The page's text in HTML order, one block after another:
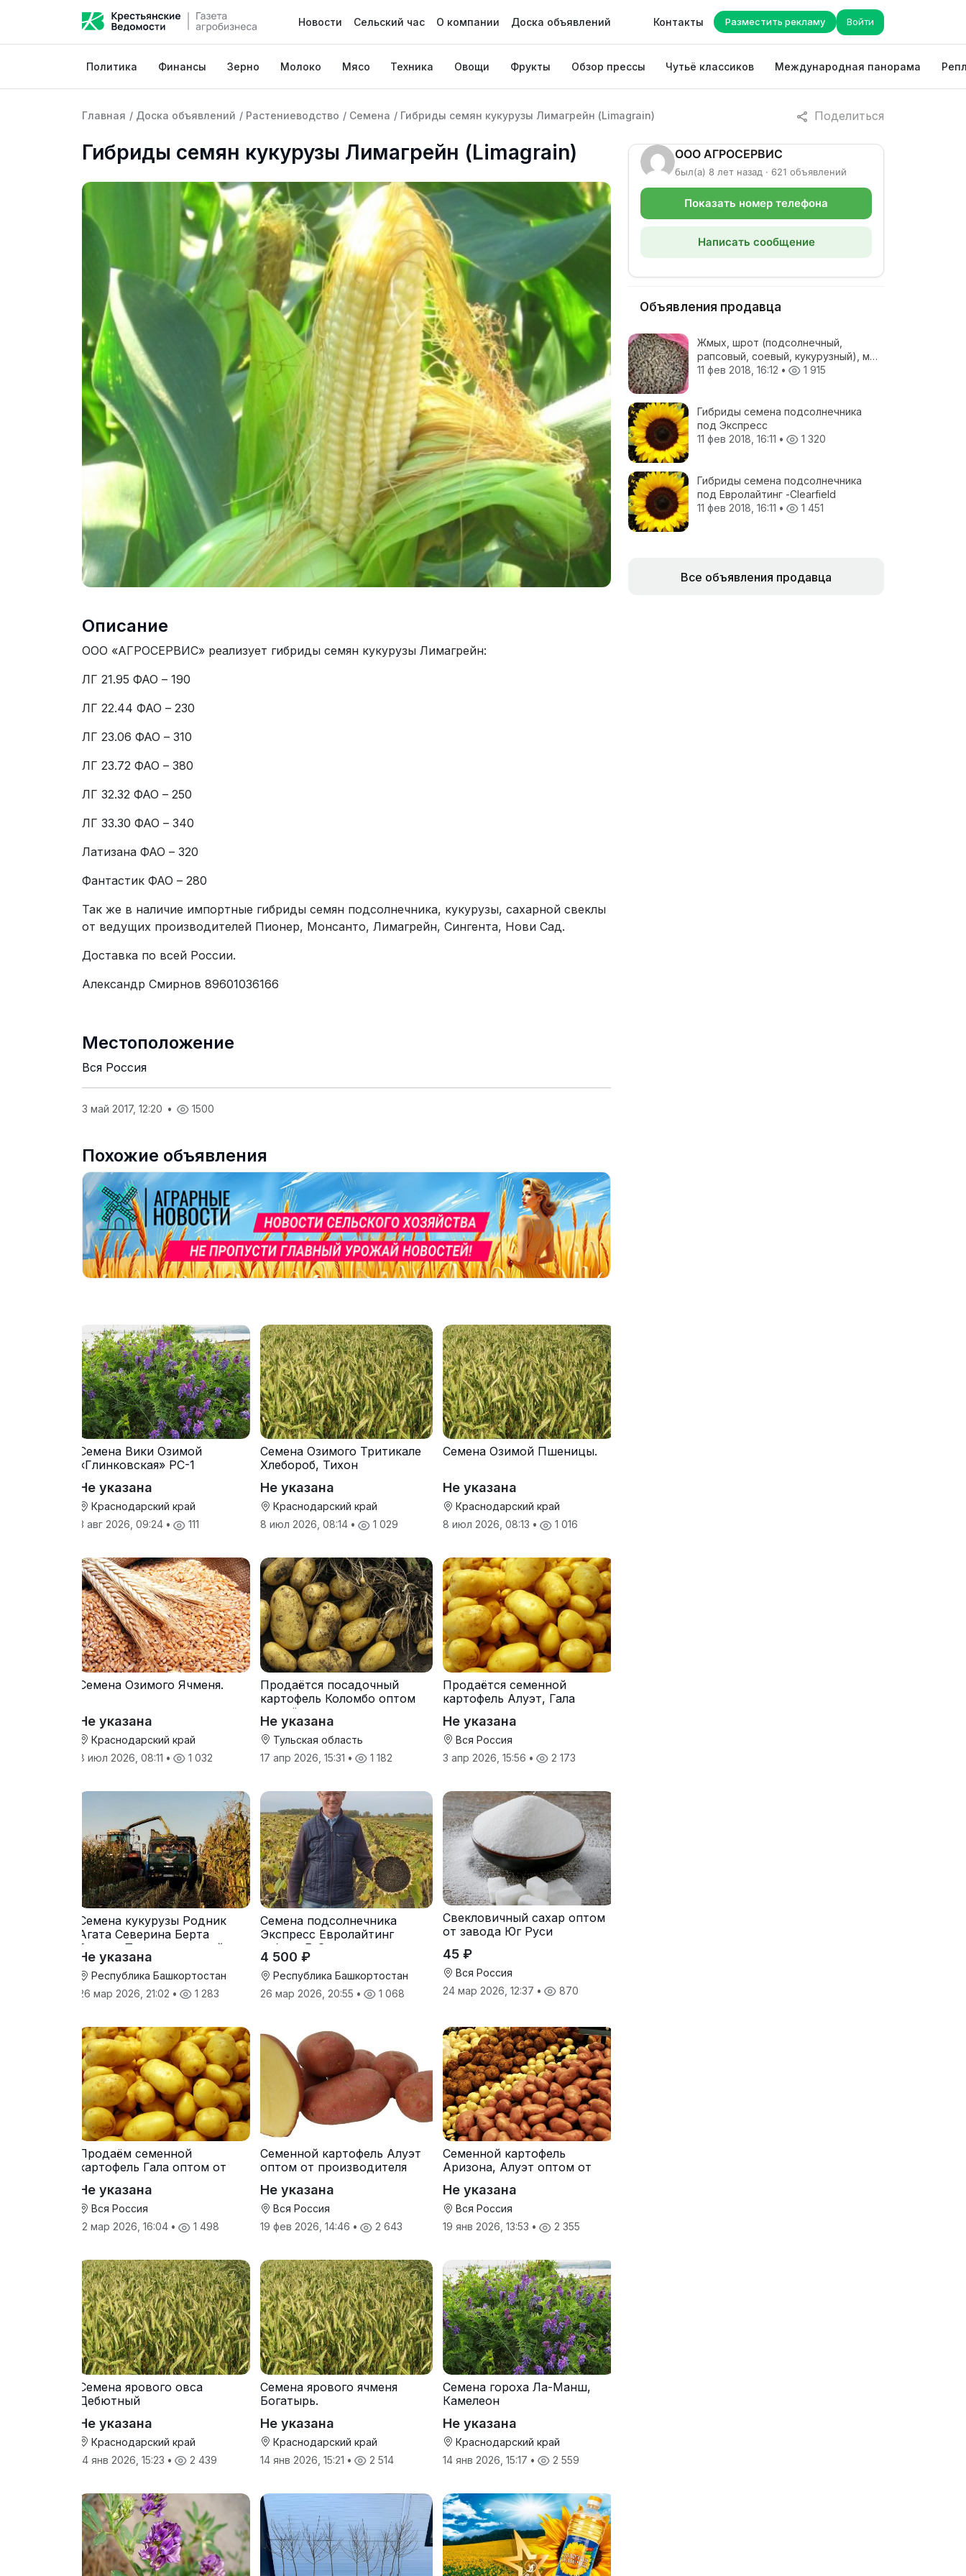
Новости Сельский час О компании Доска объявлений Контакты Разместить рекламу Войти
Политика Финансы Зерно Молоко Мясо Техника Овощи Фрукты Обзор прессы Чутьё классиков Международная панорама
Поделиться
Главная / Доска объявлений / Растениеводство / Семена / Гибриды семян кукурузы Лимагрейн (Limagrain)
Гибриды семян кукурузы Лимагрейн (Limagrain)
Описание
ООО «АГРОСЕРВИС» реализует гибриды семян кукурузы Лимагрейн:
ЛГ 21.95 ФАО – 190
ЛГ 22.44 ФАО – 230
ЛГ 23.06 ФАО – 310
ЛГ 23.72 ФАО – 380
ЛГ 32.32 ФАО – 250
ЛГ 33.30 ФАО – 340
Латизана ФАО – 320
Фантастик ФАО – 280
Так же в наличие импортные гибриды семян подсолнечника, кукурузы, сахарной свеклы
от ведущих производителей Пионер, Монсанто, Лимагрейн, Сингента, Нови Сад.
Доставка по всей России.
Александр Смирнов 89601036166
Местоположение
Вся Россия
3 май 2017, 12:20 • 1500
Похожие объявления
Семена Вики Озимой
«Глинковская» РС-1
Не указана
Краснодарский край
3 авг 2026, 09:24 • 111
Семена Озимого Тритикале
Хлебороб, Тихон
Не указана
Краснодарский край
8 июл 2026, 08:14 • 1 029
Семена Озимой Пшеницы.
Не указана
Краснодарский край
8 июл 2026, 08:13 • 1 016
Семена Озимого Ячменя.
Не указана
Краснодарский край
8 июл 2026, 08:11 • 1 032
Продаётся посадочный
картофель Коломбо оптом
от трёх тонн
Не указана
Тульская область
17 апр 2026, 15:31 • 1 182
Продаётся семенной
картофель Алуэт, Гала
Не указана
Вся Россия
3 апр 2026, 15:56 • 2 173
Семена кукурузы Родник
Агата Северина Берта
Вилора Прохладненский
Дарина Росс Машук
Катерина
Не указана
Республика Башкортостан
26 мар 2026, 21:02 • 1 283
Семена подсолнечника
Экспресс Евролайтинг
гибрид F-G+
4 500 ₽
Республика Башкортостан
26 мар 2026, 20:55 • 1 068
Свекловичный сахар оптом
от завода Юг Руси
45 ₽
Вся Россия
24 мар 2026, 12:37 • 870
Продаём семенной
картофель Гала оптом от
Не указана
Вся Россия
12 мар 2026, 16:04 • 1 498
Семенной картофель Алуэт
оптом от производителя
Не указана
Вся Россия
19 фев 2026, 14:46 • 2 643
Семенной картофель
Аризона, Алуэт оптом от
Не указана
Вся Россия
19 янв 2026, 13:53 • 2 355
Семена ярового овса
Дебютный
Не указана
Краснодарский край
14 янв 2026, 15:23 • 2 439
Семена ярового ячменя
Богатырь.
Не указана
Краснодарский край
14 янв 2026, 15:21 • 2 514
Семена гороха Ла-Манш,
Камелеон
Не указана
Краснодарский край
14 янв 2026, 15:17 • 2 559
ООО АГРОСЕРВИС
был(а) 8 лет назад · 621 объявлений
Показать номер телефона
Написать сообщение
Объявления продавца
Жмых, шрот (подсолнечный,
рапсовый, соевый, кукурузный), мел
кормовой, отруби пшеничные, жом
11 фев 2018, 16:12 • 1 915
Гибриды семена подсолнечника
под Экспресс
11 фев 2018, 16:11 • 1 320
Гибриды семена подсолнечника
под Евролайтинг -Сlearfield
11 фев 2018, 16:11 • 1 451
Все объявления продавца